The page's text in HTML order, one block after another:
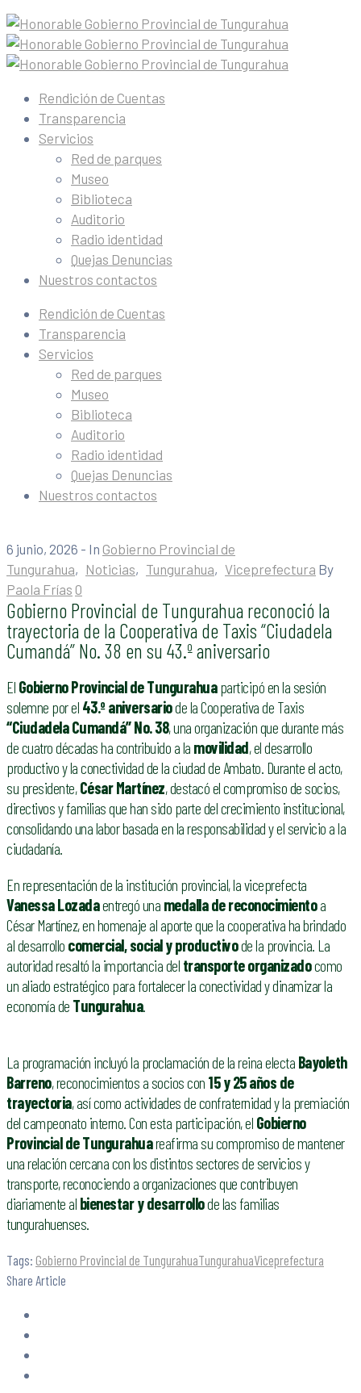
Rendición de Cuentas
Transparencia
Servicios
Red de parques
Museo
Biblioteca
Auditorio
Radio identidad
Quejas Denuncias
Nuestros contactos
Rendición de Cuentas
Transparencia
Servicios
Red de parques
Museo
Biblioteca
Auditorio
Radio identidad
Quejas Denuncias
Nuestros contactos
6 junio, 2026 - In Gobierno Provincial de
Tungurahua‚ Noticias‚ Tungurahua‚ Viceprefectura By
Paola Frías 0
Gobierno Provincial de Tungurahua reconoció la
trayectoria de la Cooperativa de Taxis “Ciudadela
Cumandá” No. 38 en su 43.º aniversario
El Gobierno Provincial de Tungurahuaparticipó en la sesión
solemne por el 43.º aniversariode la Cooperativa de Taxis
“Ciudadela Cumandá” No. 38, una organización que durante más
de cuatro décadas ha contribuido a la movilidad, el desarrollo
productivo y la conectividad de la ciudad de Ambato. Durante el acto,
su presidente,César Martínez, destacó el compromiso de socios,
directivos y familias que han sido parte del crecimiento institucional,
consolidando una labor basada en la responsabilidad y el servicio a la
ciudadanía.
En representación de la institución provincial, la viceprefecta
Vanessa Lozadaentregó una medalla de reconocimientoa
César Martínez, en homenaje al aporte que la cooperativa ha brindado
al desarrollo comercial, social y productivode la provincia. La
autoridad resaltó la importancia del transporte organizadocomo
un aliado estratégico para fortalecer la conectividad y dinamizar la
economía de Tungurahua.
La programación incluyó la proclamación de la reina electa Bayoleth
Barreno, reconocimientos a socios con 15 y 25 años de
trayectoria, así como actividades de confraternidad y la premiación
del campeonato interno. Con esta participación, el Gobierno
Provincial de Tungurahuareafirma su compromiso de mantener
una relación cercana con los distintos sectores de servicios y
transporte, reconociendo a organizaciones que contribuyen
diariamente al bienestar y desarrollode las familias
tungurahuenses.
Tags: Gobierno Provincial de TungurahuaTungurahuaViceprefectura
Share Article